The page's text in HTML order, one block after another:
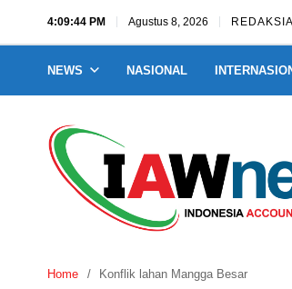
4:09:45 PM Agustus 8, 2026 REDAKSI
NEWS NASIONAL
Home Konflik lahan Mangga Besar